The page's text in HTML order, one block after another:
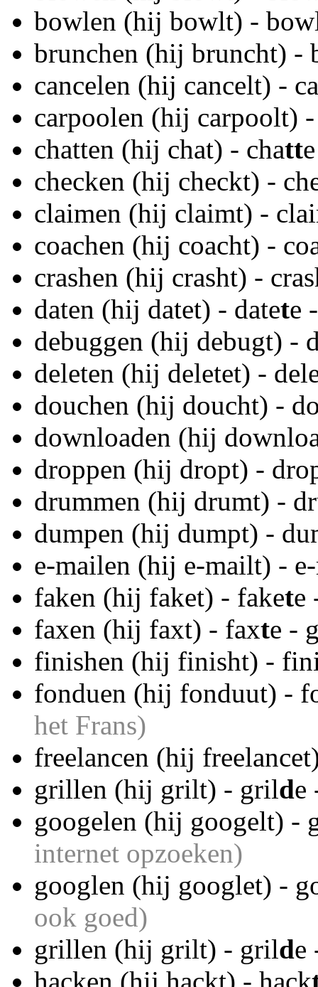
bowlen (hij bowlt) -
brunchen (hij bruncht) -
cancelen (hij cancelt) -
carpoolen (hij carpoolt)
chatten (hij chat) - chatt
checken (hij checkt) -
claimen (hij claimt) -
coachen (hij coacht) -
crashen (hij crasht) -
daten (hij datet) - datete
debuggen (hij debugt) -
deleten (hij deletet) -
douchen (hij doucht) -
downloaden (hij
droppen (hij dropt) -
drummen (hij drumt) -
dumpen (hij dumpt) -
e-mailen (hij e-mailt) -
faken (hij faket) - fakete
faxen (hij faxt) - faxte -
finishen (hij finisht) -
fonduen (hij fonduut) -
het Frans)
freelancen (hij
grillen (hij grilt) - grilde
googelen (hij googelt) -
internet opzoeken)
googlen (hij googlet) -
ook goed)
grillen (hij grilt) - grilde
hacken (hij hackt) - hack